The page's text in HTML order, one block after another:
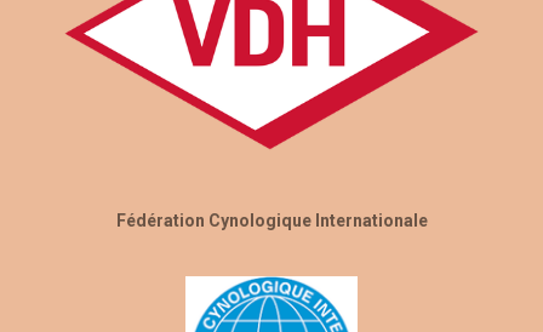
Fédération Cynologique Internationale